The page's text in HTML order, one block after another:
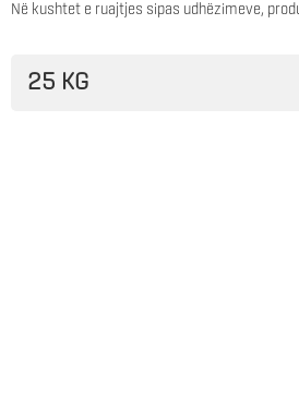
Në kushtet e ruajtjes sipas udhëzimeve,
25 KG